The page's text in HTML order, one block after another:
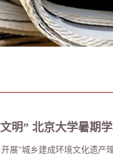
明” 北京大学暑期
开展“城乡建成环境文化遗产